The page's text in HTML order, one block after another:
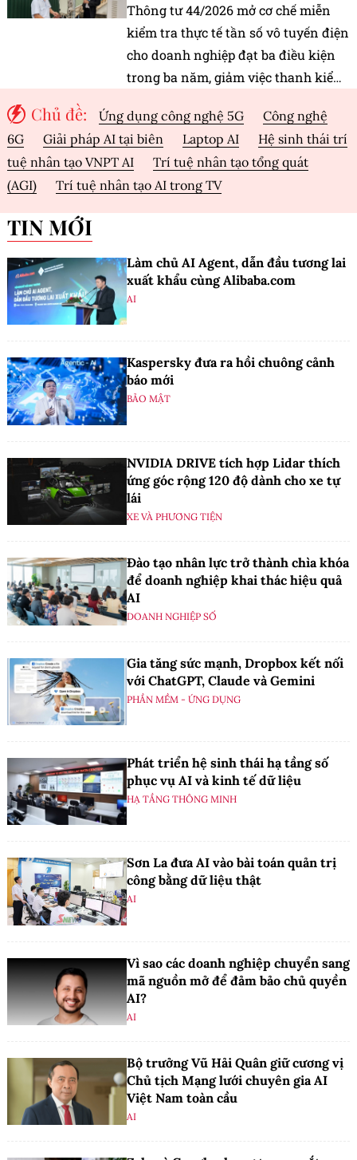
Thông tư 44/2026 mở cơ chế miễn
kiểm tra thực tế tần số vô tuyến điện
cho doanh nghiệp đạt ba điều kiện
trong ba năm, giảm việc thanh kiểm
Chủ đề: Ứng dụng công nghệ 5G
Công nghệ
6G
Giải pháp AI tại biên Laptop AI
Hệ sinh thái trí
tuệ nhân tạo VNPT AI
Trí tuệ nhân tạo tổng quát
(AGI)
Trí tuệ nhân tạo AI trong TV
TIN MỚI
Làm chủ AI Agent, dẫn đầu tương lai
xuất khẩu cùng Alibaba.com
AI
Kaspersky đưa ra hồi chuông cảnh
báo mới
BẢO MẬT
NVIDIA DRIVE tích hợp Lidar thích
ứng góc rộng 120 độ dành cho xe tự
lái
XE VÀ PHƯƠNG TIỆN
Đào tạo nhân lực trở thành chìa khóa
để doanh nghiệp khai thác hiệu quả
AI
DOANH NGHIỆP SỐ
Gia tăng sức mạnh, Dropbox kết nối
với ChatGPT, Claude và Gemini
PHẦN MỀM - ỨNG DỤNG
Phát triển hệ sinh thái hạ tầng số
phục vụ AI và kinh tế dữ liệu
HẠ TẦNG THÔNG MINH
Sơn La đưa AI vào bài toán quản trị
công bằng dữ liệu thật
AI
Vì sao các doanh nghiệp chuyển sang
mã nguồn mở để đảm bảo chủ quyền
AI?
AI
Bộ trưởng Vũ Hải Quân giữ cương vị
Chủ tịch Mạng lưới chuyên gia AI
Việt Nam toàn cầu
AI